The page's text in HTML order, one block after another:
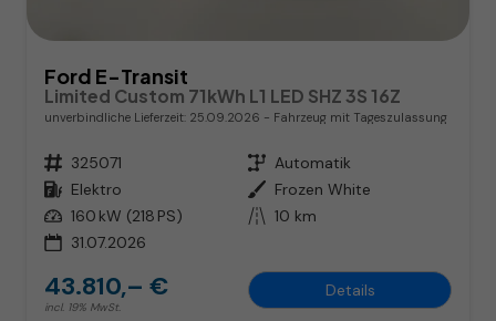
Ford E-Transit
Limited Custom 71kWh L1 LED SHZ 3S 16Z
unverbindliche Lieferzeit: 25.09.2026 Fahrzeug mit Tageszulassung
Fahrzeugnr. 325071 Getriebe Automatik
Kraftstoff Elektro Außenfarbe Frozen White
Leistung 160 kW (218 PS) Kilometerstand 10 km
31.07.2026
43.810,– €
incl. 19% MwSt.
Details